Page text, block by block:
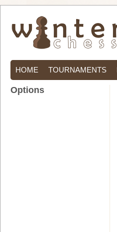
HOME TOURNAMENTS
Options